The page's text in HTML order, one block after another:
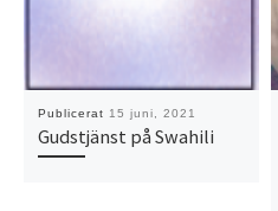
Publicerat 15 juni, 2021
Gudstjänst på Swahili